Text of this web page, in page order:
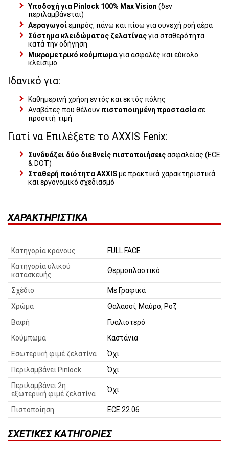
Υποδοχή για Pinlock 100% Max Vision (δεν
περιλαμβάνεται)
Αεραγωγοίεμπρός, πάνω και πίσω για συνεχή ροή αέρα
Σύστημα κλειδώματος ζελατίναςγια σταθερότητα
κατά την οδήγηση
Μικρομετρικό κούμπωμαγια ασφαλές και εύκολο
κλείσιμο
Ιδανικό για:
Καθημερινή χρήση εντός και εκτός πόλης
Αναβάτες που θέλουν πιστοποιημένη προστασίασε
προσιτή τιμή
Γιατί να Επιλέξετε το AXXIS Fenix:
Συνδυάζει δύο διεθνείς πιστοποιήσειςασφαλείας (ECE
& DOT)
Σταθερή ποιότητα AXXISμε πρακτικά χαρακτηριστικά
και εργονομικό σχεδιασμό
ΧΑΡΑΚΤΗΡΙΣΤΙΚΆ
Κατηγορία κράνους
FULL FACE
Κατηγορία υλικού
κατασκευής
Θερμοπλαστικό
Σχέδιο
Με Γραφικά
Χρώμα
Θαλασσί, Μαύρο, Ροζ
Βαφή
Γυαλιστερό
Κούμπωμα
Καστάνια
Εσωτερική φιμέ ζελατίνα
Όχι
Περιλαμβάνει Pinlock
Όχι
Περιλαμβάνει 2η
εξωτερική φιμέ ζελατίνα
Όχι
Πιστοποίηση ECE 22.06
ΣΧΕΤΙΚΈΣ ΚΑΤΗΓΟΡΊΕΣ